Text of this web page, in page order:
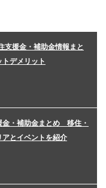
支援金・補助金情報まと
デメリット
金・補助金まとめ 移住・
とイベントを紹介